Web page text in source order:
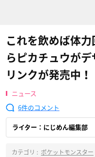
これを飲めば体
らピカチュウが
リンクが発売中！
ニュース
6
ライター：にじめん編集部
カテゴリ : ポケットモンスター